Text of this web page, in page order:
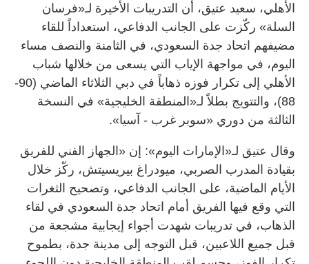
الأهلي، سعيد عتيق، أن التدريبات الأخيرة لـ«فرسان
السلة» ركّزت على الجانب الدفاعي، استعداداً للقاء
مضيفهم اتحاد جدة السعودي، في الثامنة والنصف مساء
اليوم، في مواجهة الإياب التي يسعى من خلالها شباب
الأهلي إلى تكرار فوزه ذهاباً في دبي الثلاثاء الماضي (90-
88)، والتتويج بطلاً لـ«المنطقة الخليجية» في النسخة
الثالثة من دوري «سوبر غرب - آسيا».
وقال عتيق لـ«الإمارات اليوم»: إن «الجهاز الفني للفريق
بقيادة المدرب الصربي، ميودراغ بيريسيتش، ركّز خلال
الأيام الماضية، على الجانب الدفاعي، وتصحيح الثغرات
التي وقع فيها الفريق أمام اتحاد جدة السعودي في لقاء
الذهاب، في تدريبات شهدت أجواء إيجابية مشجعة من
قبل جميع اللاعبين، قبل التوجه إلى مدينة جدة، بطموح